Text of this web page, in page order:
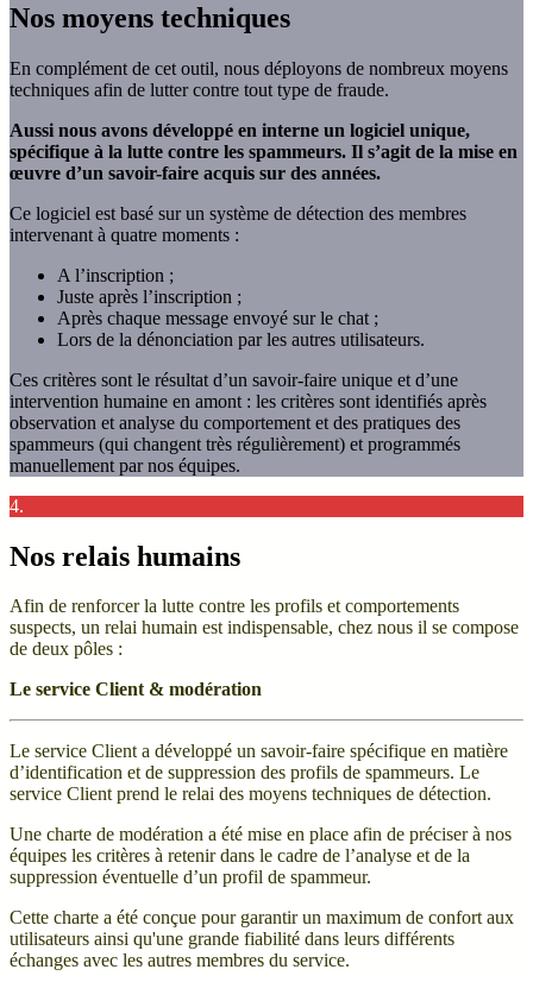
Nos moyens techniques
En complément de cet outil, nous déployons de nombreux moyens
techniques afin de lutter contre tout type de fraude.
Aussi nous avons développé en interne un logiciel unique,
spécifique à la lutte contre les spammeurs. Il s’agit de la mise en
œuvre d’un savoir-faire acquis sur des années.
Ce logiciel est basé sur un système de détection des membres
intervenant à quatre moments :
A l’inscription ;
Juste après l’inscription ;
Après chaque message envoyé sur le chat ;
Lors de la dénonciation par les autres utilisateurs.
Ces critères sont le résultat d’un savoir-faire unique et d’une
intervention humaine en amont : les critères sont identifiés après
observation et analyse du comportement et des pratiques des
spammeurs (qui changent très régulièrement) et programmés
manuellement par nos équipes.
4.
Nos relais humains
Afin de renforcer la lutte contre les profils et comportements
suspects, un relai humain est indispensable, chez nous il se compose
de deux pôles :
Le service Client & modération
Le service Client a développé un savoir-faire spécifique en matière
d’identification et de suppression des profils de spammeurs. Le
service Client prend le relai des moyens techniques de détection.
Une charte de modération a été mise en place afin de préciser à nos
équipes les critères à retenir dans le cadre de l’analyse et de la
suppression éventuelle d’un profil de spammeur.
Cette charte a été conçue pour garantir un maximum de confort aux
utilisateurs ainsi qu'une grande fiabilité dans leurs différents
échanges avec les autres membres du service.